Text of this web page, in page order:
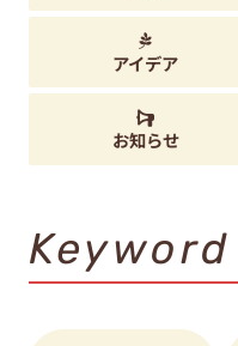
アイデア
お知らせ
Keyword